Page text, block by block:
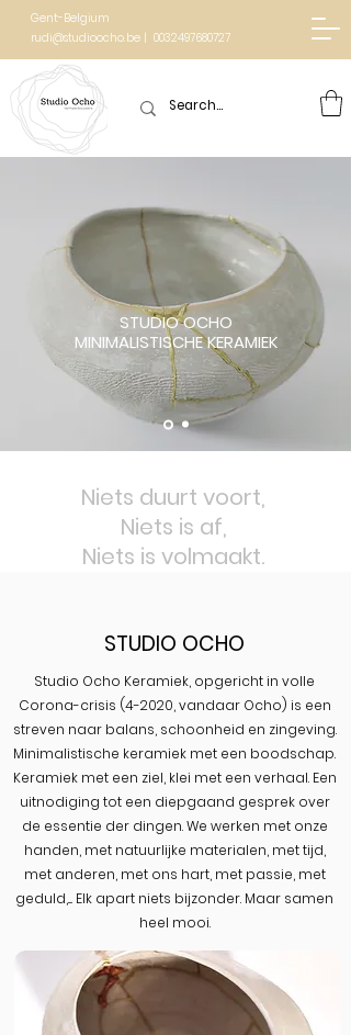
Gent-Belgium
rudi@studioocho.be | 0032497680727
STUDIO OCHO
MINIMALISTISCHE KERAMIEK
Niets duurt voort,
Niets is af,
Niets is volmaakt.
STUDIO OCHO
Studio Ocho Keramiek, opgericht in volle
Corona-crisis (4-2020, vandaar Ocho) is een
streven naar balans, schoonheid en zingeving.
Minimalistische keramiek met een boodschap.
Keramiek met een ziel, klei met een verhaal. Een
uitnodiging tot een diepgaand gesprek over
de essentie der dingen.We werken met onze
handen, met natuurlijke materialen, met tijd,
met anderen, met ons hart, met passie, met
geduld,.... Elk apart niets bijzonder. Maar samen
heel mooi.